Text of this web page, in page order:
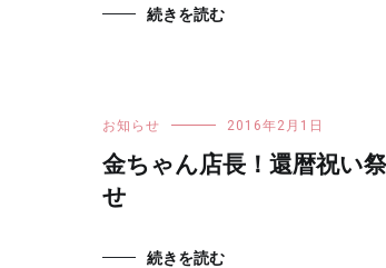
続きを読む
お知らせ 2016年2月1日
金ちゃん店長！還暦祝い
せ
続きを読む